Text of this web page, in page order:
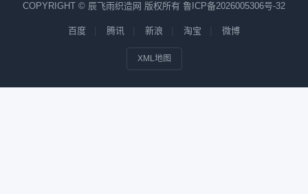
COPYRIGHT © 辰飞雨织造网 版权所有 鲁ICP备2026005306号-32
百度 腾讯 新浪 淘宝 微博
XML地图